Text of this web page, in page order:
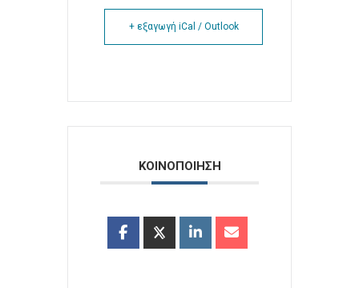
+ εξαγωγή iCal / Outlook
ΚΟΙΝΟΠΟΙΗΣΗ